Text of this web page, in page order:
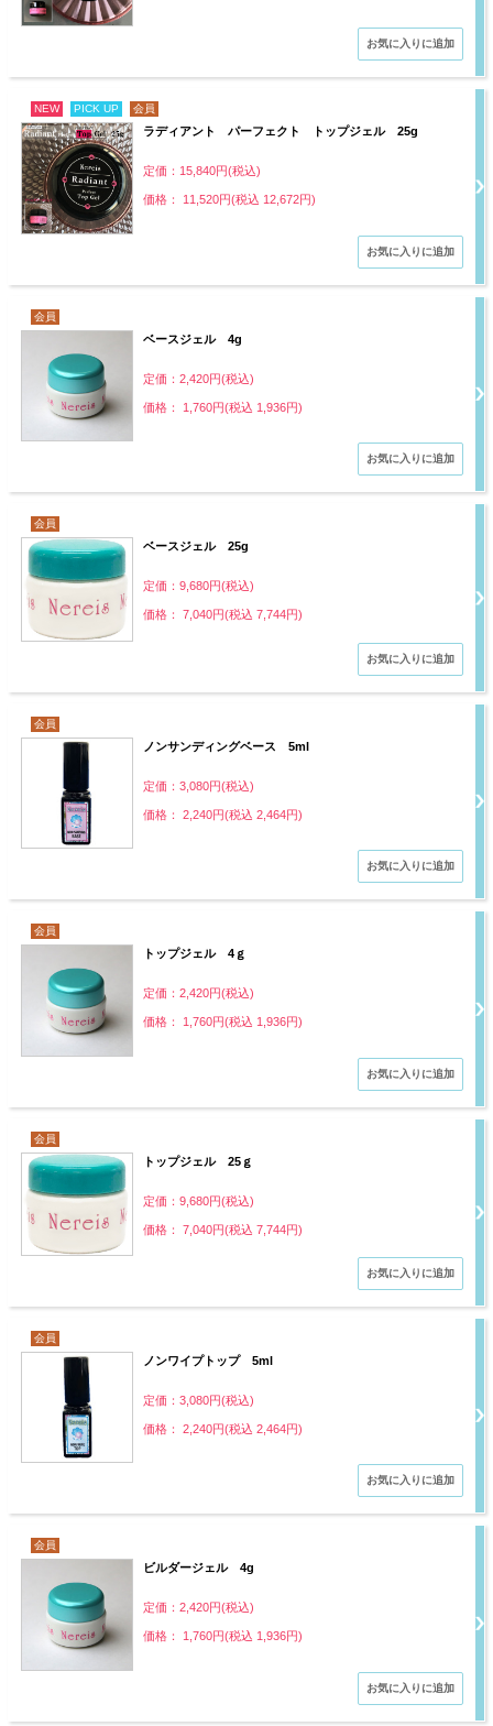
NEW PICK UP 会員
ラディアント パーフェクト トップジェル 25g
定価：15,840円(税込)
価格： 11,520円(税込 12,672円)
会員
ベースジェル 4g
定価：2,420円(税込)
価格： 1,760円(税込 1,936円)
会員
ベースジェル 25g
定価：9,680円(税込)
価格： 7,040円(税込 7,744円)
会員
ノンサンディングベース 5ml
定価：3,080円(税込)
価格： 2,240円(税込 2,464円)
会員
トップジェル 4ｇ
定価：2,420円(税込)
価格： 1,760円(税込 1,936円)
会員
トップジェル 25ｇ
定価：9,680円(税込)
価格： 7,040円(税込 7,744円)
会員
ノンワイプトップ 5ml
定価：3,080円(税込)
価格： 2,240円(税込 2,464円)
会員
ビルダージェル 4g
定価：2,420円(税込)
価格： 1,760円(税込 1,936円)